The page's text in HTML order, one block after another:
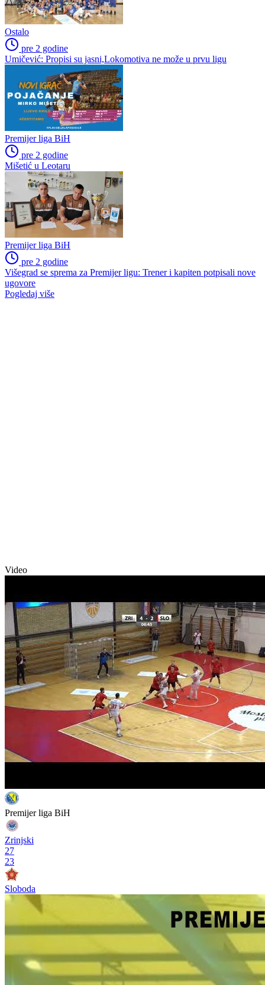
Ostalo
pre 2 godine
Umičević: Propisi su jasni,Lokomotiva ne može u prvu ligu
Premijer liga BiH
pre 2 godine
Mišetić u Leotaru
Premijer liga BiH
pre 2 godine
Višegrad se sprema za Premijer ligu: Trener i kapiten potpisali nove
ugovore
Pogledaj više
Video
Premijer liga BiH
Zrinjski
27
23
Sloboda